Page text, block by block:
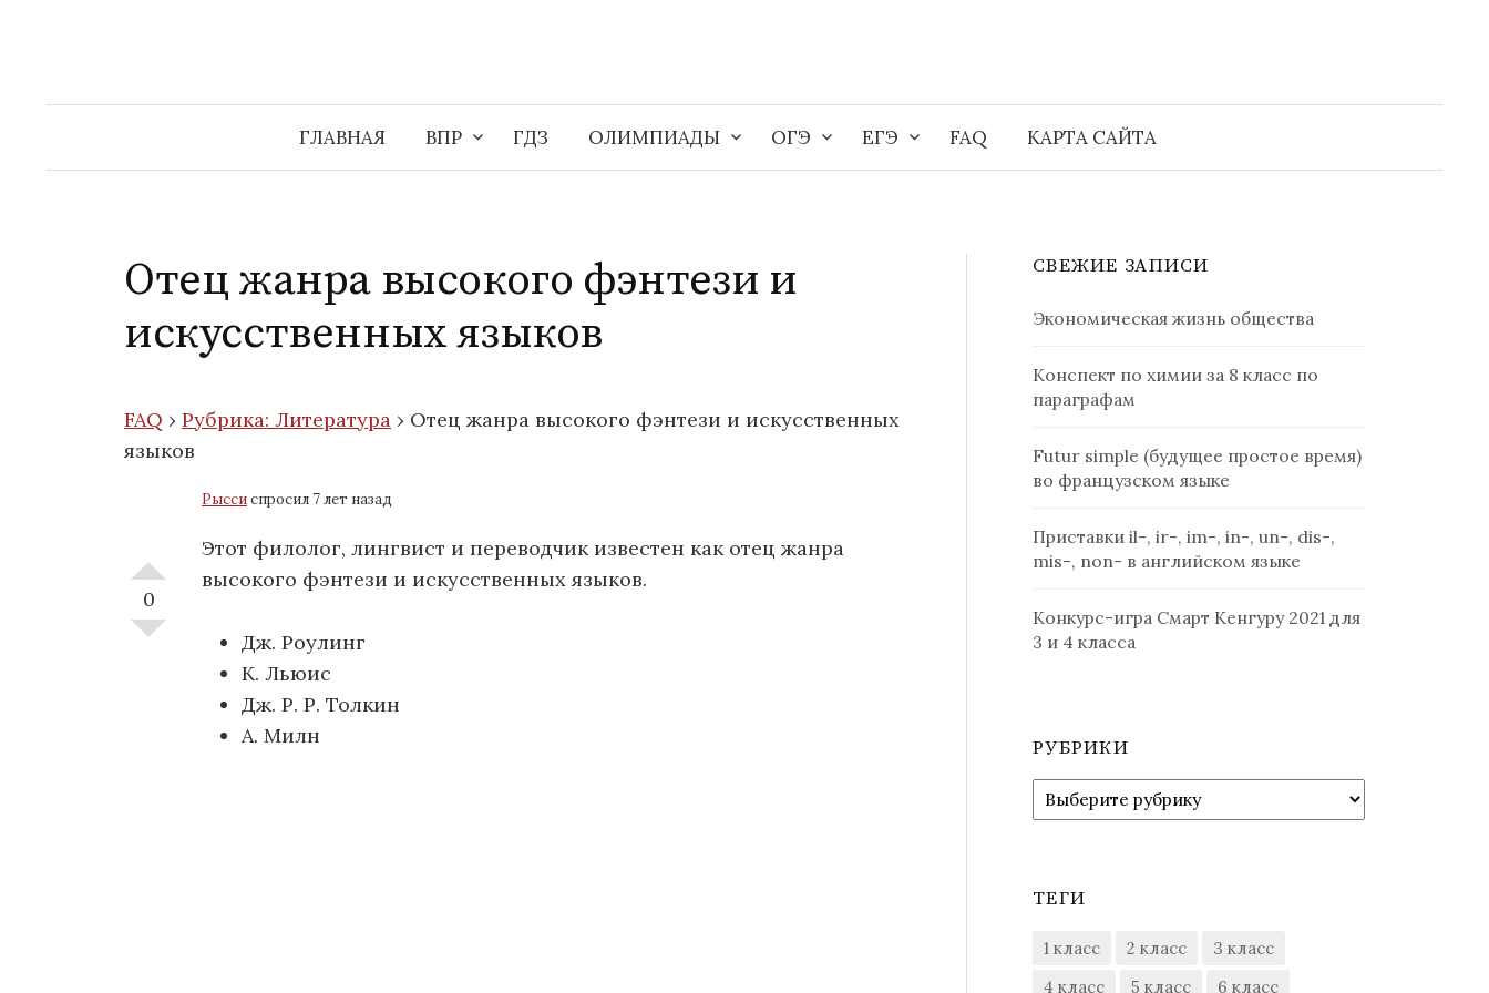
ГЛАВНАЯ ВПР ГДЗ ОЛИМПИАДЫ ОГЭ ЕГЭ FAQ КАРТА САЙТА
Найти:
Отец жанра высокого фэнтези и
искусственных языков
FAQ › Рубрика: Литература › Отец жанра высокого фэнтези и искусственных
языков
0
Рыссиспросил 7 лет назад
Этот филолог, лингвист и переводчик известен как отец жанра
высокого фэнтези и искусственных языков.
Дж. Роулинг
К. Льюис
Дж. Р. Р. Толкин
А. Милн
СВЕЖИЕ ЗАПИСИ
Экономическая жизнь общества
Конспект по химии за 8 класс по
параграфам
Futur simple (будущее простое время)
во французском языке
Приставки il-, ir-, im-, in-, un-, dis-,
mis-, non- в английском языке
Конкурс-игра Смарт Кенгуру 2021 для
3 и 4 класса
РУБРИКИ
Рубрики
ТЕГИ
1 класс 2 класс
3 класс
4 класс
5 класс
6 класс